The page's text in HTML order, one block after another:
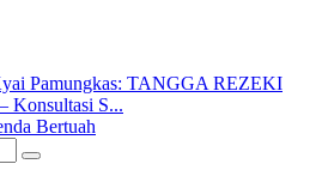
Pamungkas: TANGGA REZEKI
Konsultasi S...
Bertuah